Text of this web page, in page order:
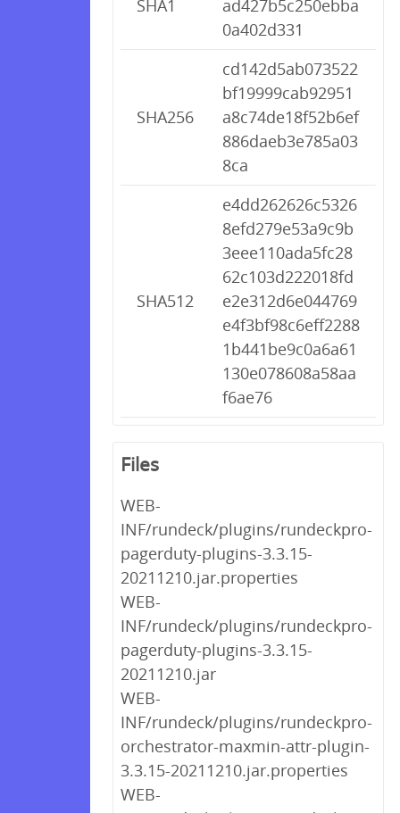
SHA1
ad427b5c250ebba
0a402d331
SHA256
cd142d5ab073522
bf19999cab92951
a8c74de18f52b6ef
886daeb3e785a03
8ca
SHA512
e4dd262626c5326
8efd279e53a9c9b
3eee110ada5fc28
62c103d222018fd
e2e312d6e044769
e4f3bf98c6eff2288
1b441be9c0a6a61
130e078608a58aa
f6ae76
Files
WEB-
INF/rundeck/plugins/rundeckpro-
pagerduty-plugins-3.3.15-
20211210.jar.properties
WEB-
INF/rundeck/plugins/rundeckpro-
pagerduty-plugins-3.3.15-
20211210.jar
WEB-
INF/rundeck/plugins/rundeckpro-
orchestrator-maxmin-attr-plugin-
3.3.15-20211210.jar.properties
WEB-